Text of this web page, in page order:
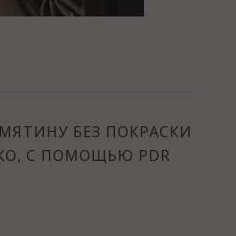
БЕЗ ПОКРАСКИ
С ПОМОЩЬЮ PDR